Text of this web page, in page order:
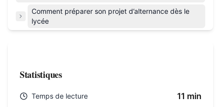
Comment préparer son projet d’alternance dès le
lycée
Statistiques
Temps de lecture 11 min